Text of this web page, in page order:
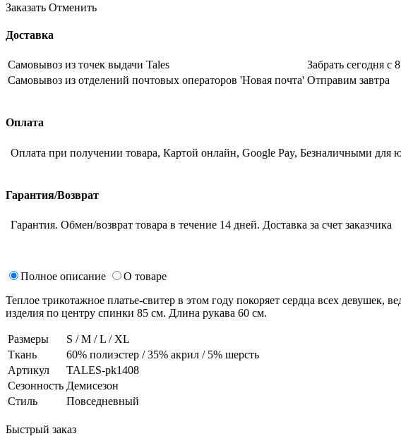
Заказать Отменить
Доставка
Самовывоз из точек выдачи Tales Забрать сегодня с
Самовывоз из отделений почтовых операторов 'Новая почта' Отправим завтра
Оплата
Оплата при получении товара, Картой онлайн, Google Pay, Безналичными
Гарантия/Возврат
Гарантия. Обмен/возврат товара в течение 14 дней. Доставка за счет заказчика
Полное описание
О товаре
Теплое трикотажное платье-свитер в этом году покоряет сердца всех девушек,
изделия по центру спинки 85 см. Длина рукава 60 см.
Размеры
S / M / L / XL
Ткань
60% полиэстер / 35% акрил / 5% шерсть
Артикул
TALES-pk1408
Сезонность Демисезон
Стиль
Повседневный
Быстрый заказ